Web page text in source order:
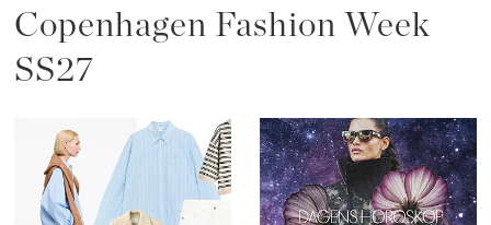
Copenhagen Fashion Week
SS27